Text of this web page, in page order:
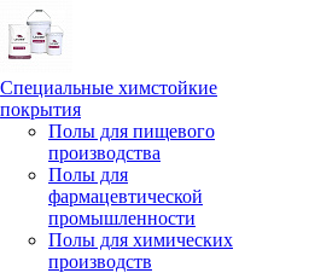
Специальные химстойкие
покрытия
Полы для пищевого
производства
Полы для
фармацевтической
промышленности
Полы для химических
производств